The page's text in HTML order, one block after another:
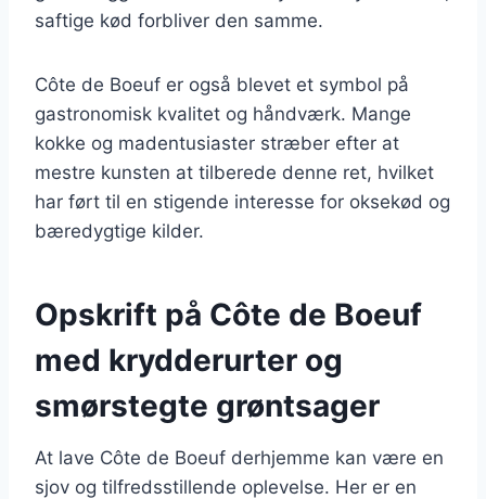
saftige kød forbliver den samme.
Côte de Boeuf er også blevet et symbol på
gastronomisk kvalitet og håndværk. Mange
kokke og madentusiaster stræber efter at
mestre kunsten at tilberede denne ret, hvilket
har ført til en stigende interesse for oksekød og
bæredygtige kilder.
Opskrift på Côte de Boeuf
med krydderurter og
smørstegte grøntsager
At lave Côte de Boeuf derhjemme kan være en
sjov og tilfredsstillende oplevelse. Her er en